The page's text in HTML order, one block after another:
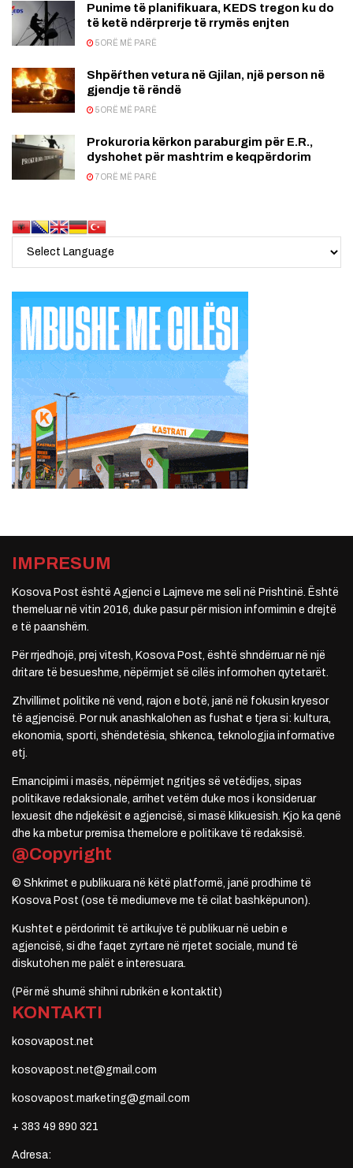
Punime të planifikuara, KEDS tregon ku do
të ketë ndërprerje të rrymës enjten
5 ORË MË PARË
Shpëŕthen vetura në Gjilan, një person në
gjendje të rëndë
5 ORË MË PARË
Prokuroria kërkon paraburgim për E.R.,
dyshohet për mashtrim e keqpërdorim
7 ORË MË PARË
IMPRESUM
Kosova Post është Agjenci e Lajmeve me seli në Prishtinë. Është
themeluar në vitin 2016, duke pasur për mision informimin e drejtë
e të paanshëm.
Për rrjedhojë, prej vitesh, Kosova Post, është shndërruar në një
dritare të besueshme, nëpërmjet së cilës informohen qytetarët.
Zhvillimet politike në vend, rajon e botë, janë në fokusin kryesor
të agjencisë. Por nuk anashkalohen as fushat e tjera si: kultura,
ekonomia, sporti, shëndetësia, shkenca, teknologjia informative
etj.
Emancipimi i masës, nëpërmjet ngritjes së vetëdijes, sipas
politikave redaksionale, arrihet vetëm duke mos i konsideruar
lexuesit dhe ndjekësit e agjencisë, si masë klikuesish. Kjo ka qenë
dhe ka mbetur premisa themelore e politikave të redaksisë.
@Copyright
© Shkrimet e publikuara në këtë platformë, janë prodhime të
Kosova Post (ose të mediumeve me të cilat bashkëpunon).
Kushtet e përdorimit të artikujve të publikuar në uebin e
agjencisë, si dhe faqet zyrtare në rrjetet sociale, mund të
diskutohen me palët e interesuara.
(Për më shumë shihni rubrikën e kontaktit)
KONTAKTI
kosovapost.net
kosovapost.net@gmail.com
kosovapost.marketing@gmail.com
+ 383 49 890 321
Adresa: